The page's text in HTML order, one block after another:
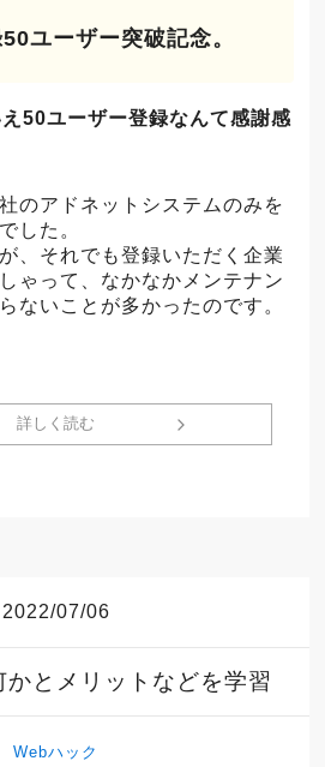
ユーザー突破記念。
50ユーザー登録なんて感謝感
のアドネットシステムのみを
した。
、それでも登録いただく企業
ゃって、なかなかメンテナン
ないことが多かったのです。
詳しく読む
2022/07/06
かとメリットなどを学習
Webハック